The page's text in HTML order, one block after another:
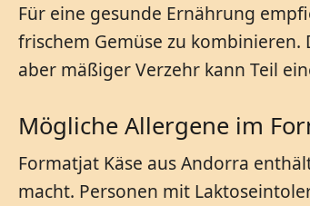
Für eine gesunde Ernährung
frischem Gemüse zu
aber mäßiger Verzehr kann Teil
Mögliche Allergene im
Formatjat Käse aus Andorra
macht. Personen mit